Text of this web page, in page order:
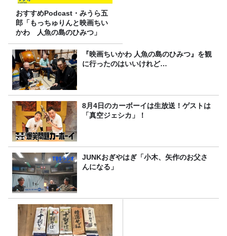
おすすめPodcast・みうら五
郎「もっちゅりんと映画ちい
かわ 人魚の島のひみつ」
『映画ちいかわ 人魚の島のひみつ』を観
に行ったのはいいけれど…
8月4日のカーボーイは生放送！ゲストは
「真空ジェシカ」！
JUNKおぎやはぎ「小木、矢作のお父さ
んになる」